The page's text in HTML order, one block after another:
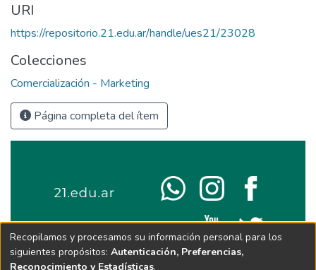
URI
https://repositorio.21.edu.ar/handle/ues21/23028
Colecciones
Comercialización - Marketing
Página completa del ítem
Recopilamos y procesamos su información personal para los
siguientes propósitos: Autenticación, Preferencias,
Reconocimiento y Estadísticas.